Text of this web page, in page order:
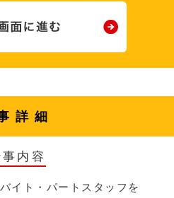
詳細
内容
イト・パートスタッフを